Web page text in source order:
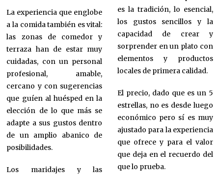
La experiencia que englobe
a la comida también es vital:
las zonas de comedor y
terraza han de estar muy
cuidadas, con un personal
profesional, amable,
cercano y con sugerencias
que guíen al huésped en la
elección de lo que más se
adapte a sus gustos dentro
de un amplio abanico de
posibilidades.
Los maridajes y las
es la tradición, lo esencial,
los gustos sencillos y la
capacidad de crear y
sorprender en un plato con
elementos y productos
locales de primera calidad.
El precio, dado que es un 5
estrellas, no es desde luego
económico pero sí es muy
ajustado para la experiencia
que ofrece y para el valor
que deja en el recuerdo del
que lo prueba.